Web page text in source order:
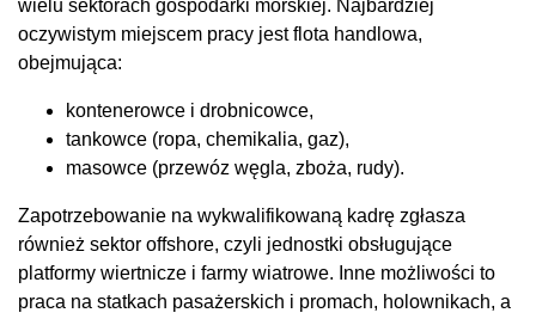
wielu sektorach gospodarki morskiej. Najbardziej
oczywistym miejscem pracy jest flota handlowa,
obejmująca:
kontenerowce i drobnicowce,
tankowce (ropa, chemikalia, gaz),
masowce (przewóz węgla, zboża, rudy).
Zapotrzebowanie na wykwalifikowaną kadrę zgłasza
również sektor offshore, czyli jednostki obsługujące
platformy wiertnicze i farmy wiatrowe. Inne możliwości to
praca na statkach pasażerskich i promach, holownikach, a